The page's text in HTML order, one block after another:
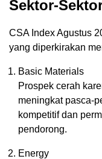
Sektor-
CSA Index Agustus
yang diperkirakan
Basic Materials
Prospek cerah
meningkat pasca-
kompetitif dan
pendorong.
Energy